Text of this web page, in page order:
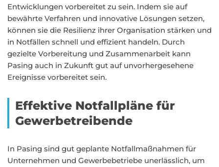
Entwicklungen vorbereitet zu sein. Indem sie auf
bewährte Verfahren und innovative Lösungen setzen,
können sie die Resilienz ihrer Organisation stärken und
in Notfällen schnell und effizient handeln. Durch
gezielte Vorbereitung und Zusammenarbeit kann
Pasing auch in Zukunft gut auf unvorhergesehene
Ereignisse vorbereitet sein.
Effektive Notfallpläne für
Gewerbetreibende
In Pasing sind gut geplante Notfallmaßnahmen für
Unternehmen und Gewerbebetriebe unerlässlich, um